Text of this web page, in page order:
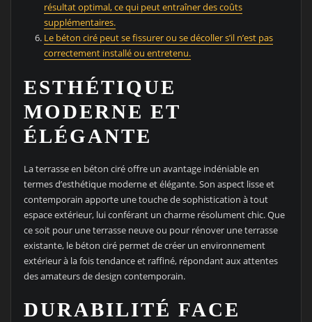
résultat optimal, ce qui peut entraîner des coûts
supplémentaires.
Le béton ciré peut se fissurer ou se décoller s’il n’est pas
correctement installé ou entretenu.
ESTHÉTIQUE
MODERNE ET
ÉLÉGANTE
La terrasse en béton ciré offre un avantage indéniable en
termes d’esthétique moderne et élégante. Son aspect lisse et
contemporain apporte une touche de sophistication à tout
espace extérieur, lui conférant un charme résolument chic. Que
ce soit pour une terrasse neuve ou pour rénover une terrasse
existante, le béton ciré permet de créer un environnement
extérieur à la fois tendance et raffiné, répondant aux attentes
des amateurs de design contemporain.
DURABILITÉ FACE